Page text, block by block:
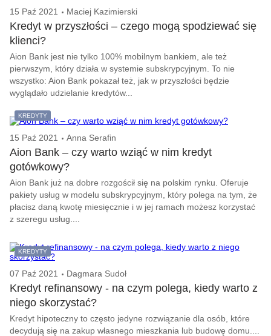
15 Paź 2021 Maciej Kazimierski
Kredyt w przyszłości – czego mogą spodziewać się
klienci?
Aion Bank jest nie tylko 100% mobilnym bankiem, ale też
pierwszym, który działa w systemie subskrypcyjnym. To nie
wszystko: Aion Bank pokazał też, jak w przyszłości będzie
wyglądało udzielanie kredytów...
KREDYTY
15 Paź 2021 Anna Serafin
Aion Bank – czy warto wziąć w nim kredyt
gotówkowy?
Aion Bank już na dobre rozgościł się na polskim rynku. Oferuje
pakiety usług w modelu subskrypcyjnym, który polega na tym, że
płacisz daną kwotę miesięcznie i w jej ramach możesz korzystać
z szeregu usług....
KREDYTY
07 Paź 2021 Dagmara Sudoł
Kredyt refinansowy - na czym polega, kiedy warto z
niego skorzystać?
Kredyt hipoteczny to często jedyne rozwiązanie dla osób, które
decydują się na zakup własnego mieszkania lub budowę domu....